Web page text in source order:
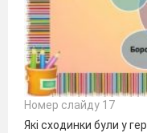
Номер слайду 17
Які сходинки були у